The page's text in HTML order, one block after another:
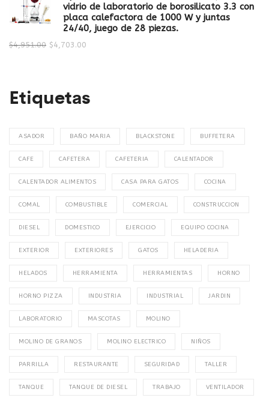
vidrio de laboratorio de borosilicato 3.3 con
placa calefactora de 1000 W y juntas
24/40, juego de 28 piezas.
$4,951.00 $4,703.00
Etiquetas
ASADOR BAÑO MARIA BLACKSTONE BUFFETERA
CAFE CAFETERA CAFETERIA CALENTADOR
CALENTADOR ALIMENTOS CASA PARA GATOS COCINA
COMAL COMBUSTIBLE COMERCIAL CONSTRUCCION
DIESEL DOMESTICO EJERCICIO EQUIPO COCINA
EXTERIOR EXTERIORES GATOS HELADERIA
HELADOS HERRAMIENTA HERRAMIENTAS HORNO
HORNO PIZZA INDUSTRIA INDUSTRIAL JARDIN
LABORATORIO MASCOTAS MOLINO
MOLINO DE GRANOS MOLINO ELECTRICO NIÑOS
PARRILLA RESTAURANTE SEGURIDAD TALLER
TANQUE TANQUE DE DIESEL TRABAJO VENTILADOR